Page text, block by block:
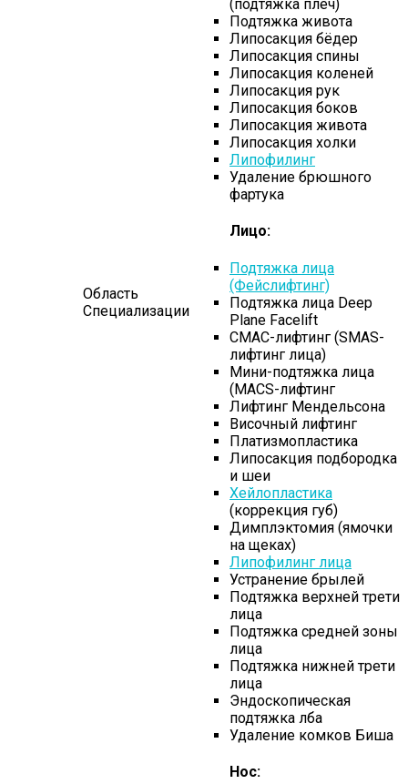
Область
Специализации
(подтяжка плеч)
Подтяжка живота
Липосакция бёдер
Липосакция спины
Липосакция коленей
Липосакция рук
Липосакция боков
Липосакция живота
Липосакция холки
Липофилинг
Удаление брюшного
фартука
Лицо:
Подтяжка лица
(Фейслифтинг)
Подтяжка лица Deep
Plane Facelift
СМАС-лифтинг (SMAS-
лифтинг лица)
Мини-подтяжка лица
(MACS-лифтинг
Лифтинг Мендельсона
Височный лифтинг
Платизмопластика
Липосакция подбородка
и шеи
Хейлопластика
(коррекция губ)
Димплэктомия (ямочки
на щеках)
Липофилинг лица
Устранение брылей
Подтяжка верхней трети
лица
Подтяжка средней зоны
лица
Подтяжка нижней трети
лица
Эндоскопическая
подтяжка лба
Удаление комков Биша
Нос: